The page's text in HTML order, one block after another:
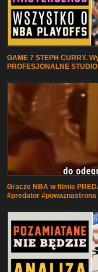
GAME 7 STEPH CURRY.
PROFESJONALNE
Gracze NBA w filmie
#predator #powaznastrona